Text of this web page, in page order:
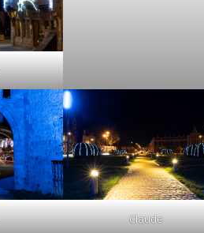
Claude